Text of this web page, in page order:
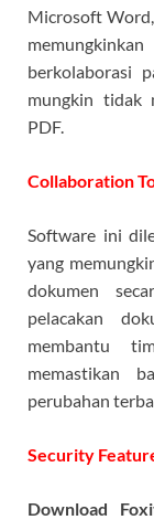
Microsoft
berkolaborasi
mungkin tidak
PDF.
Collaboration
Software ini
yang
dokumen
pelacakan
membantu
memastikan
perubahan
Security
Download